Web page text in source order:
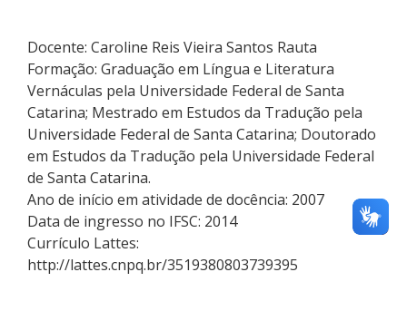
Docente: Caroline Reis Vieira Santos Rauta
Formação: Graduação em Língua e Literatura
Vernáculas pela Universidade Federal de Santa
Catarina; Mestrado em Estudos da Tradução pela
Universidade Federal de Santa Catarina; Doutorado
em Estudos da Tradução pela Universidade Federal
de Santa Catarina.
Ano de início em atividade de docência: 2007
Data de ingresso no IFSC: 2014
Currículo Lattes:
http://lattes.cnpq.br/3519380803739395